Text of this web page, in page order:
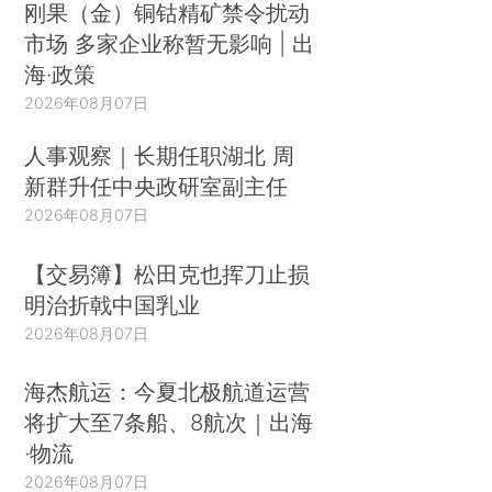
刚果（金）铜钴精矿禁令扰动
市场 多家企业称暂无影响 | 出
海·政策
2026年08月07日
人事观察｜长期任职湖北 周
新群升任中央政研室副主任
2026年08月07日
【交易簿】松田克也挥刀止损
明治折戟中国乳业
2026年08月07日
海杰航运：今夏北极航道运营
将扩大至7条船、8航次｜出海
·物流
2026年08月07日